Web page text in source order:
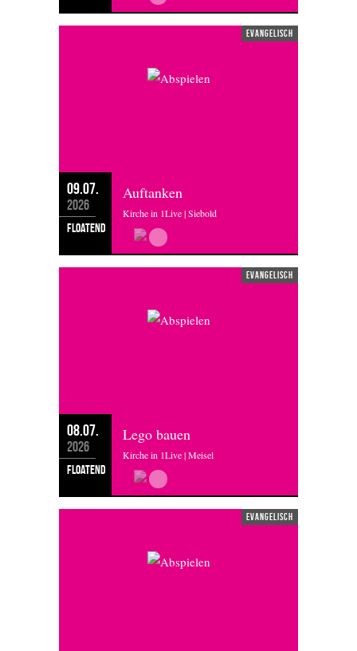
evangelisch
09.07.
2026
floatend
Auftanken
Kirche in 1Live | Siebold
evangelisch
08.07.
2026
floatend
Lego bauen
Kirche in 1Live | Meisel
evangelisch